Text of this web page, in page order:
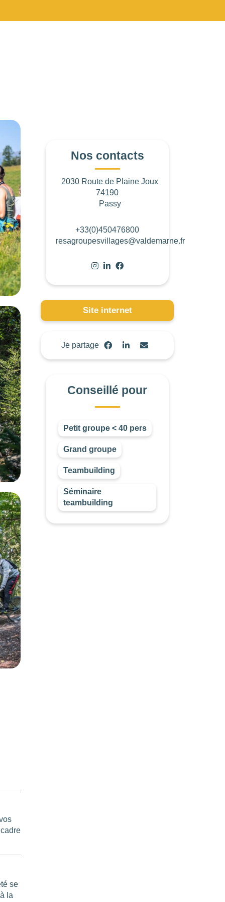
se
la
Nos contacts
2030 Route de Plaine Joux
74190
Passy
+33(0)450476800
resagroupesvillages@valdemarne.fr
Site internet
Je partage
Conseillé pour
Petit groupe < 40 pers
Grand groupe
Teambuilding
Séminaire
teambuilding